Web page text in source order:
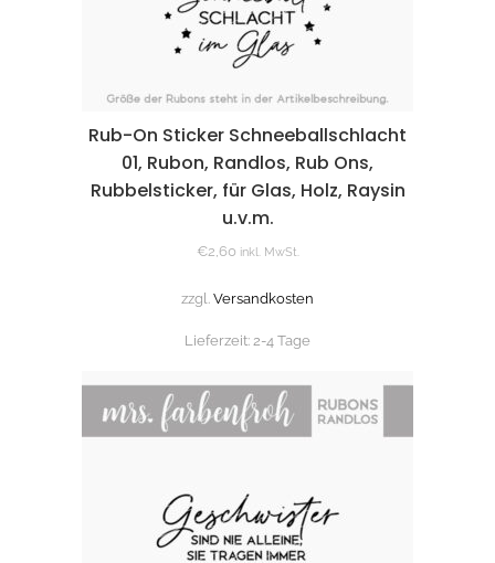
Rub-On Sticker Schneeballschlacht
01, Rubon, Randlos, Rub Ons,
Rubbelsticker, für Glas, Holz, Raysin
u.v.m.
€2,60 inkl. MwSt.
zzgl. Versandkosten
Lieferzeit: 2-4 Tage